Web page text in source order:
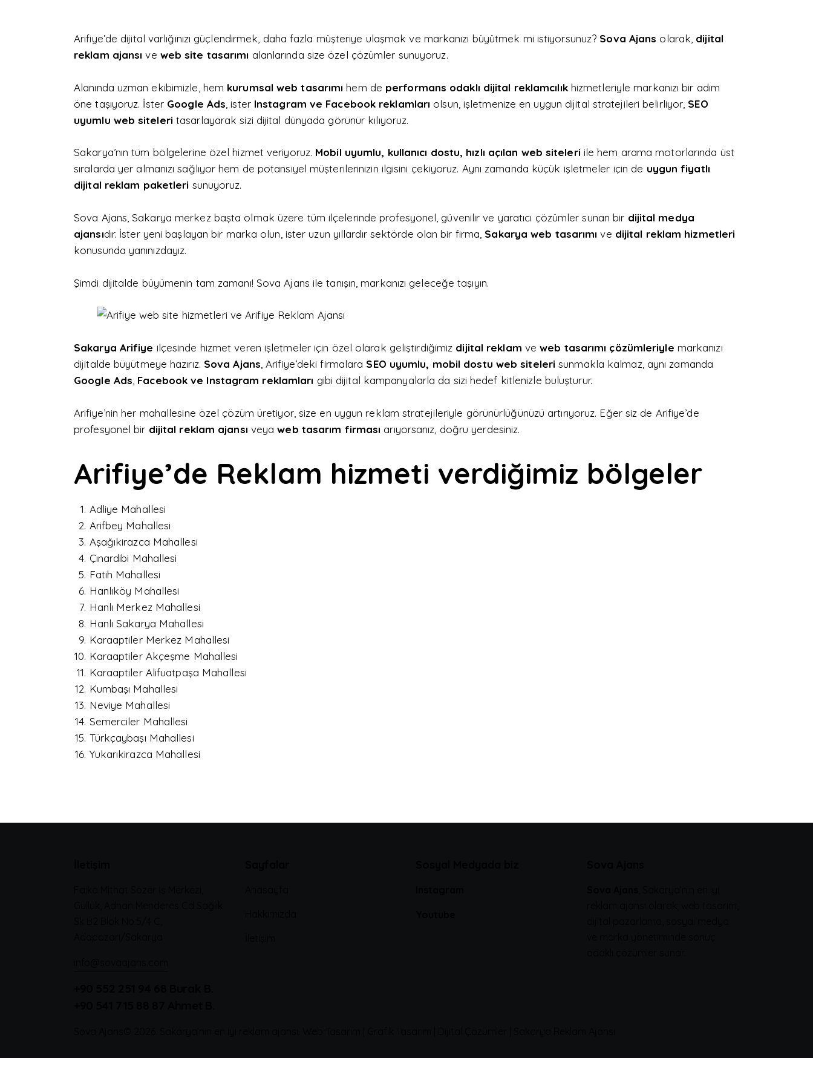
Arifiye’de dijital varlığınızı güçlendirmek, daha fazla müşteriye ulaşmak ve markanızı büyütmek mi istiyorsunuz? Sova Ajans olarak, dijital
reklam ajansı ve web site tasarımı alanlarında size özel çözümler sunuyoruz.
Alanında uzman ekibimizle, hem kurumsal web tasarımı hem de performans odaklı dijital reklamcılıkhizmetleriyle markanızı bir adım
öne taşıyoruz. İster Google Ads , ister Instagram ve Facebook reklamları olsun, işletmenize en uygun dijital stratejileri belirliyor, SEO
uyumlu web siteleri tasarlayarak sizi dijital dünyada görünür kılıyoruz.
Sakarya’nın tüm bölgelerine özel hizmet veriyoruz. Mobil uyumlu, kullanıcı dostu, hızlı açılan web siteleri ile hem arama motorlarında üst
sıralarda yer almanızı sağlıyor hem de potansiyel müşterilerinizin ilgisini çekiyoruz. Aynı zamanda küçük işletmeler için de uygun fiyatlı
dijital reklam paketleri sunuyoruz.
Sova Ajans, Sakarya merkez başta olmak üzere tüm ilçelerinde profesyonel, güvenilir ve yaratıcı çözümler sunan bir dijital medya
ajansıdır. İster yeni başlayan bir marka olun, ister uzun yıllardır sektörde olan bir firma, Sakarya web tasarımı ve dijital reklam hizmetleri
konusunda yanınızdayız.
Şimdi dijitalde büyümenin tam zamanı! Sova Ajans ile tanışın, markanızı geleceğe taşıyın.
Sakarya Arifiye ilçesinde hizmet veren işletmeler için özel olarak geliştirdiğimiz dijital reklam veweb tasarımı çözümleriyle markanızı
dijitalde büyütmeye hazırız. Sova Ajans , Arifiye’deki firmalara SEO uyumlu, mobil dostu web siteleri sunmakla kalmaz, aynı zamanda
Google Ads Facebook ve Instagram reklamları gibi dijital kampanyalarla da sizi hedef kitlenizle buluşturur.
Arifiye’nin her mahallesine özel çözüm üretiyor, size en uygun reklam stratejileriyle görünürlüğünüzü artırıyoruz. Eğer siz de Arifiye’de
profesyonel bir dijital reklam ajansı veyaweb tasarım firması arıyorsanız, doğru yerdesiniz.
Arifiye’de Reklam hizmeti verdiğimiz bölgeler
Adliye Mahallesi
Arifbey Mahallesi
Aşağıkirazca Mahallesi
Çınardibi Mahallesi
Fatih Mahallesi
Hanlıköy Mahallesi
Hanlı Merkez Mahallesi
Hanlı Sakarya Mahallesi
Karaaptiler Merkez Mahallesi
Karaaptiler Akçeşme Mahallesi
Karaaptiler Alifuatpaşa Mahallesi
Kumbaşı Mahallesi
Neviye Mahallesi
Semerciler Mahallesi
Türkçaybaşı Mahallesi
Yukarıkirazca Mahallesi